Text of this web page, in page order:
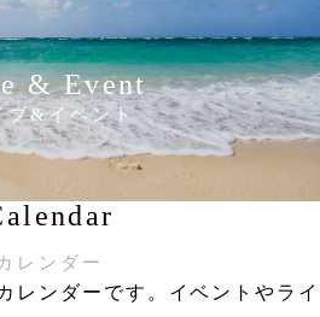
& Event
ブ&イベント
レンダー
レンダーです。イベントやライ